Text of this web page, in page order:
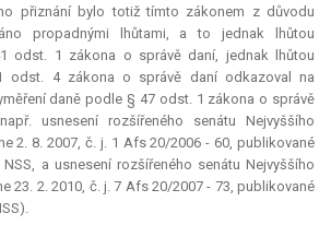
přiznání bylo totiž tímto zákonem z důvodu
propadnými lhůtami, a to jednak lhůtou
odst. 1 zákona o správě daní, jednak lhůtou
odst. 4 zákona o správě daní odkazoval na
daně podle § 47 odst. 1 zákona o správě
usnesení rozšířeného senátu Nejvyššího
2. 8. 2007, č. j. 1 Afs 20/2006 - 60, publikované
a usnesení rozšířeného senátu Nejvyššího
23. 2. 2010, č. j. 7 Afs 20/2007 - 73, publikované